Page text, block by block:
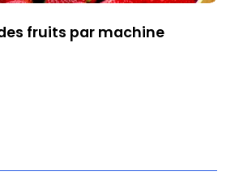
fruits par machine